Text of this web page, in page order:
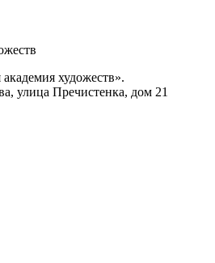
художеств».
улица Пречистенка, дом 21